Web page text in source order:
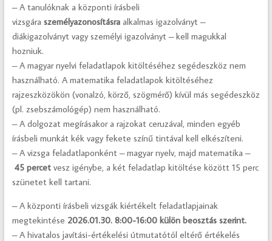
– A tanulóknak a központi írásbeli
vizsgára személyazonosításraalkalmas igazolványt –
diákigazolványt vagy személyi igazolványt – kell magukkal
hozniuk.
– A magyar nyelvi feladatlapok kitöltéséhez segédeszköz nem
használható. A matematika feladatlapok kitöltéséhez
rajzeszközökön (vonalzó, körző, szögmérő) kívül más segédeszköz
(pl. zsebszámológép) nem használható.
– A dolgozat megírásakor a rajzokat ceruzával, minden egyéb
írásbeli munkát kék vagy fekete színű tintával kell elkészíteni.
– A vizsga feladatlaponként – magyar nyelv, majd matematika –
45 percet vesz igénybe, a két feladatlap kitöltése között 15 perc
szünetet kell tartani.
– A központi írásbeli vizsgák kiértékelt feladatlapjainak
megtekintése 2026.01.30. 8:00-16:00 külön beosztás szerint.
– A hivatalos javítási-értékelési útmutatótól eltérő értékelés